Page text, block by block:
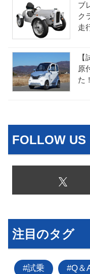
ブ
ク
走
原
た
FOLLOW US
注目のタグ
試乗 Q＆